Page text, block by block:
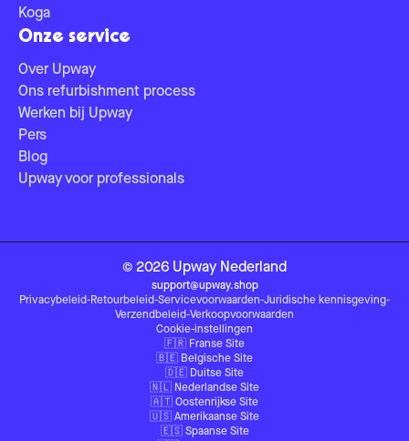
Koga
Onze service
Over Upway
Ons refurbishment process
Werken bij Upway
Pers
Blog
Upway voor professionals
© 2026 Upway Nederland
support@upway.shop
Privacybeleid-Retourbeleid-Servicevoorwaarden-Juridische kennisgeving-
Verzendbeleid-Verkoopvoorwaarden
Cookie-instellingen
🇫🇷 Franse Site
🇧🇪 Belgische Site
🇩🇪 Duitse Site
🇳🇱 Nederlandse Site
🇦🇹 Oostenrijkse Site
🇺🇸 Amerikaanse Site
🇪🇸 Spaanse Site